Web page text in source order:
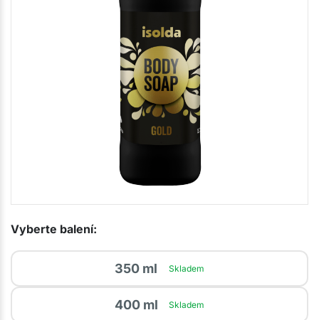
Vyberte balení:
350 ml Skladem
400 ml Skladem